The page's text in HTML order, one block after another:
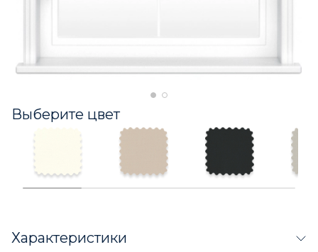
Выберите цвет
Характеристики